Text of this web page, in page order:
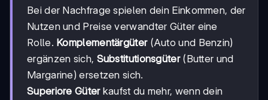
Bei der Nachfrage spielen dein Einkommen, der
Nutzen und Preise verwandter Güter eine
Rolle. Komplementärgüter(Auto und Benzin)
ergänzen sich, Substitutionsgüter(Butter und
Margarine) ersetzen sich.
Superiore Güterkaufst du mehr, wenn dein